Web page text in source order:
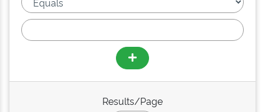
Results/Page